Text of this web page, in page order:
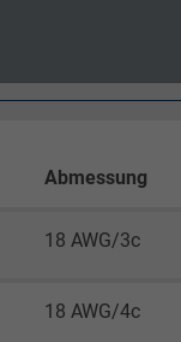
Anbieter
Abmessung
18 AWG/3c
18 AWG/4c